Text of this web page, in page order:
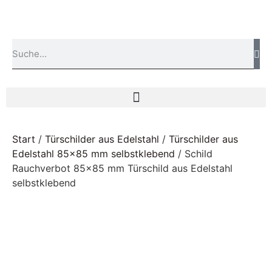
Start / Türschilder aus Edelstahl / Türschilder aus
Edelstahl 85x85 mm selbstklebend / Schild
Rauchverbot 85×85 mm Türschild aus Edelstahl
selbstklebend